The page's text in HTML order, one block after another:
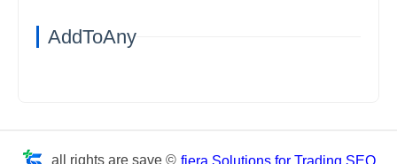
AddToAny
all rights are save © fiera Solutions for Trading SEO